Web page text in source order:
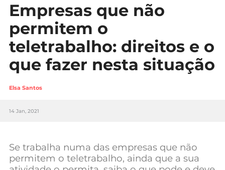
Carreira
Casa
Lifestyle
Sociedade
Tecnologia
Negócios
Mundial 2026
Empresas que não
permitem o
teletrabalho: direitos e o
que fazer nesta situação
Elsa Santos
14 Jan, 2021
Se trabalha numa das empresas que não
permitem o teletrabalho, ainda que a sua